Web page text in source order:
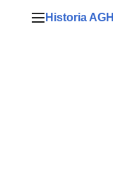
Menu główne
Historia AGH